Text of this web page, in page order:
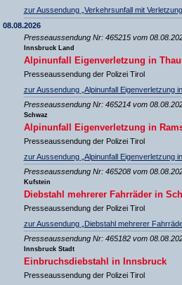
zur Aussendung „Verkehrsunfall mit
08.08.2026
Presseaussendung Nr: 465215 vom
Innsbruck Land
Alpinunfall Eigenverletzung in
Presseaussendung der Polizei Tirol
zur Aussendung „Alpinunfall Eigenverletzung
Presseaussendung Nr: 465214 vom
Schwaz
Alpinunfall Eigenverletzung in
Presseaussendung der Polizei Tirol
zur Aussendung „Alpinunfall Eigenverletzung
Presseaussendung Nr: 465208 vom
Kufstein
Diebstahl mehrerer Fahrräder in
Presseaussendung der Polizei Tirol
zur Aussendung „Diebstahl mehrerer
Presseaussendung Nr: 465182 vom
Innsbruck Stadt
Einbruchsdiebstahl in Innsbruck
Presseaussendung der Polizei Tirol